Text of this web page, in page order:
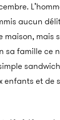
aucun
mais
sa famille ce
enfants et de